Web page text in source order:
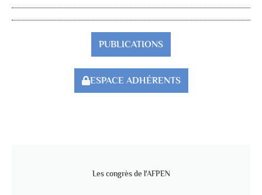
PUBLICATIONS
ESPACE ADHÉRENTS
Les congrès de l'AFPEN